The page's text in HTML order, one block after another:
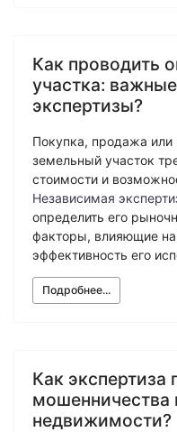
Экспертиза игрового
Пожарно-
Физико-химическая
Экспертиза изделий
Юридико-
Юридическая
Исследования на
Комплексная
Приемка квартиры
Как проводить
участка:
экспертизы?
Покупка, продажа или
земельный участок
стоимости и
Независимая
определить его
факторы, влияющие
эффективность его
Подробнее...
Как экспертиза
мошенничества
недвижимости?